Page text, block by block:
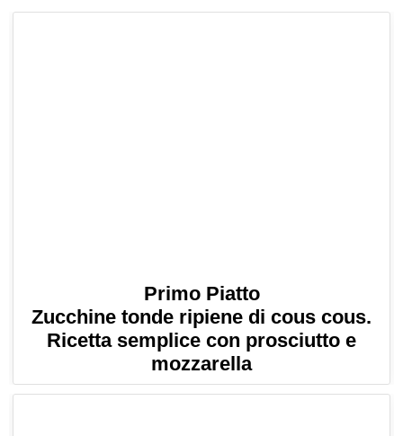
Primo Piatto
Zucchine tonde ripiene di cous cous.
Ricetta semplice con prosciutto e
mozzarella